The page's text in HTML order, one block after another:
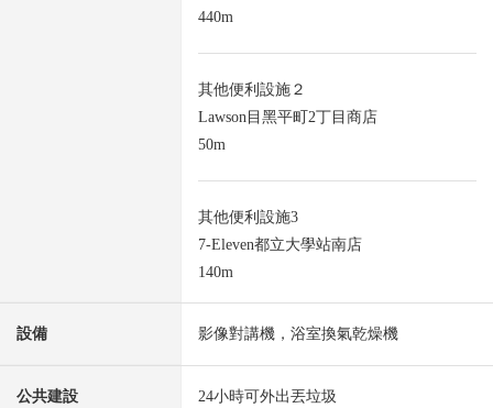
440m
其他便利設施２
Lawson目黑平町2丁目商店
50m
其他便利設施3
7-Eleven都立大學站南店
140m
設備 影像對講機，浴室換氣乾燥機
公共建設 24小時可外出丟垃圾